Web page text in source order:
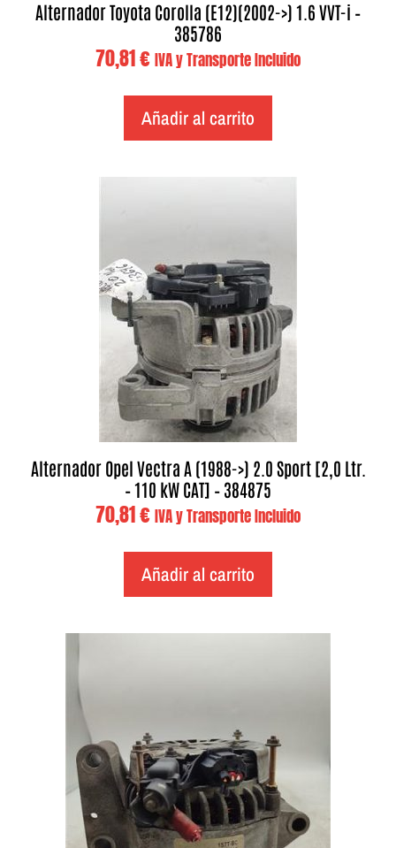
Alternador Toyota Corolla (E12)(2002->) 1.6 VVT-i –
385786
70,81€ IVA y Transporte Incluido
Añadir al carrito
Alternador Opel Vectra A (1988->) 2.0 Sport [2,0 Ltr.
– 110 kW CAT] – 384875
70,81€ IVA y Transporte Incluido
Añadir al carrito